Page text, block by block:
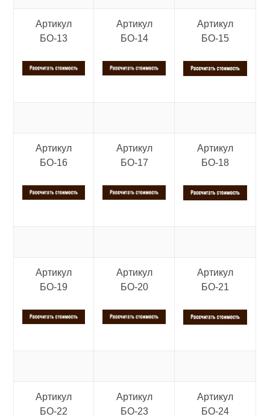
Артикул
БО-13
Артикул
БО-14
Артикул
БО-15
Артикул
БО-16
Артикул
БО-17
Артикул
БО-18
Артикул
БО-19
Артикул
БО-20
Артикул
БО-21
Артикул
БО-22
Артикул
БО-23
Артикул
БО-24